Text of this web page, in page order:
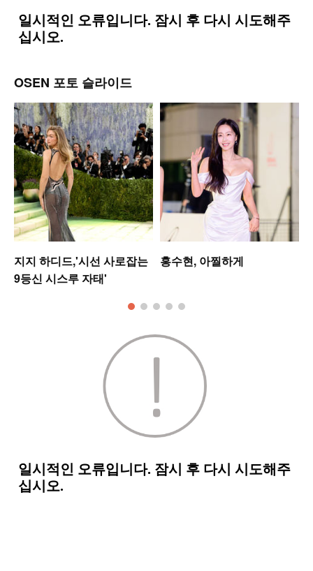
OSEN 포토 슬라이드
지지 하디드,'시선 사로잡는
9등신 시스루 자태'
홍수현, 아찔하게